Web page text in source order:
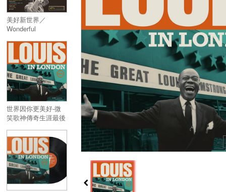
美好新世界／
Wonderful
世界因你更美好-微
笑歌神傳奇生涯最後
／Louis In London
(Live At The BBC)